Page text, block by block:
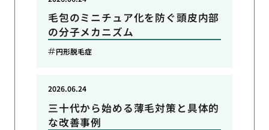
毛包のミニチュア化を防ぐ頭皮内部
の分子メカニズム
円形脱毛症
三十代から始める薄毛対策と具体的
な改善事例
2026.06.24